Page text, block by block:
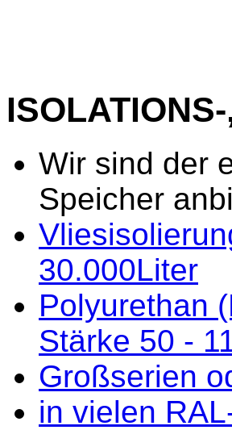
Wir sind der
Speicher
30.000Liter
Polyurethan
Stärke 50 -
Großserien
in vielen